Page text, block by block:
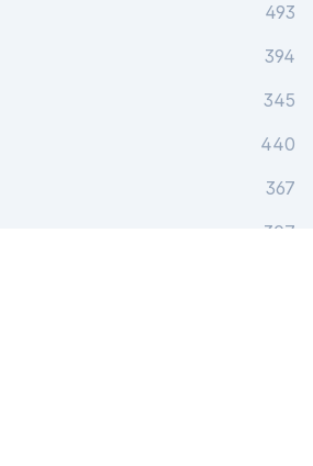
493
394
345
440
367
307